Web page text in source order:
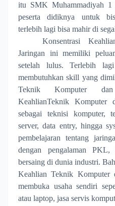
itu SMK Muhammadiyah 1
peserta didiknya untuk
terlebih lagi bisa mahir di
Konsentrasi
Jaringan ini memiliki
setelah lulus. Terlebih
membutuhkan skill yang
Teknik Komputer dan
KeahlianTeknik Komputer
sebagai teknisi komputer,
server, data entry, hingga
pembelajaran tentang
dengan pengalaman
bersaing di dunia industri.
Keahlian Teknik Komputer
membuka usaha sendiri
atau laptop, jasa servis